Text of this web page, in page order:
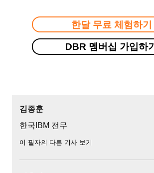
한달 무료 체험하기
DBR 멤버십 가입하기
김종훈
한국IBM 전무
이 필자의 다른 기사 보기